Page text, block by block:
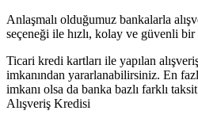
Anlaşmalı olduğumuz bankalarla
seçeneği ile hızlı, kolay ve güvenli
Ticari kredi kartları ile yapılan
imkanından yararlanabilirsiniz. En
imkanı olsa da banka bazlı farklı
Alışveriş Kredisi